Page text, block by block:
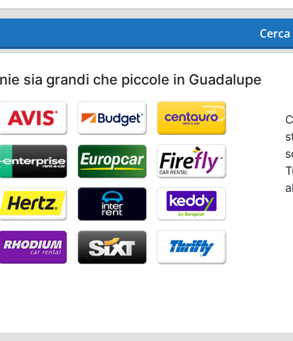
Cerca
sia grandi che piccole in Guadalupe